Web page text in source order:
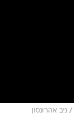
/ ניב אהרונסון